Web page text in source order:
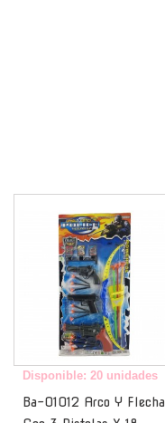
Disponible: 20 unidades
Ba-01012 Arco Y Flecha